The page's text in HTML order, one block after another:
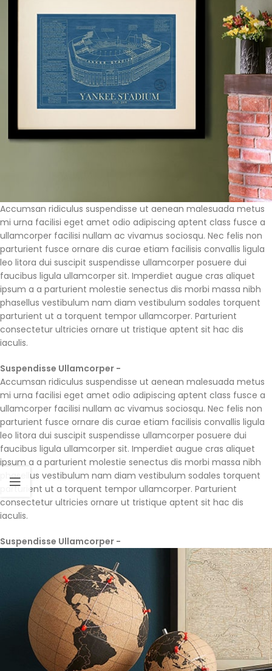
Accumsan ridiculus suspendisse ut aenean malesuada metus
mi urna facilisi eget amet odio adipiscing aptent class fusce a
ullamcorper facilisi nullam ac vivamus sociosqu. Nec felis non
parturient fusce ornare dis curae etiam facilisis convallis ligula
leo litora dui suscipit suspendisse ullamcorper posuere dui
faucibus ligula ullamcorper sit. Imperdiet augue cras aliquet
ipsum a a parturient molestie senectus dis morbi massa nibh
phasellus vestibulum nam diam vestibulum sodales torquent
parturient ut a torquent tempor ullamcorper. Parturient
consectetur ultricies ornare ut tristique aptent sit hac dis
iaculis.
Suspendisse Ullamcorper -
Accumsan ridiculus suspendisse ut aenean malesuada metus
mi urna facilisi eget amet odio adipiscing aptent class fusce a
ullamcorper facilisi nullam ac vivamus sociosqu. Nec felis non
parturient fusce ornare dis curae etiam facilisis convallis ligula
leo litora dui suscipit suspendisse ullamcorper posuere dui
faucibus ligula ullamcorper sit. Imperdiet augue cras aliquet
ipsum a a parturient molestie senectus dis morbi massa nibh
phasellus vestibulum nam diam vestibulum sodales torquent
parturient ut a torquent tempor ullamcorper. Parturient
consectetur ultricies ornare ut tristique aptent sit hac dis
iaculis.
Suspendisse Ullamcorper -